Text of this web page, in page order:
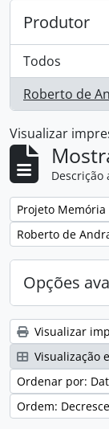
Produtor
Todos
Roberto de
, 1 resultados
Visualizar
Descrição
Remover filtro:
Projeto
Remover filtro:
Roberto de
Opções
Visualizar
Visualização
Ordenar por:
Ordem: